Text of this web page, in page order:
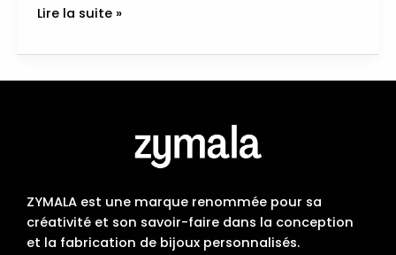
Lire la suite »
ZYMALA est une marque renommée pour sa
créativité et son savoir-faire dans la conception
et la fabrication de bijoux personnalisés.